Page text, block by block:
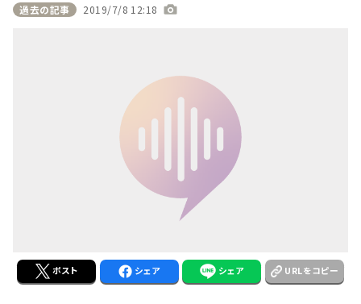
過去の記事 2019/7/8 12:18
ポスト シェア シェア URLをコピー